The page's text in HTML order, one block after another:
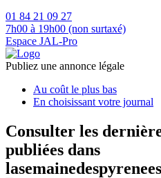
01 84 21 09 27
7h00 à 19h00 (non surtaxé)
Espace JAL-Pro
Publiez une annonce légale
Au coût le plus bas
En choisissant votre journal
Consulter les
publiées dans